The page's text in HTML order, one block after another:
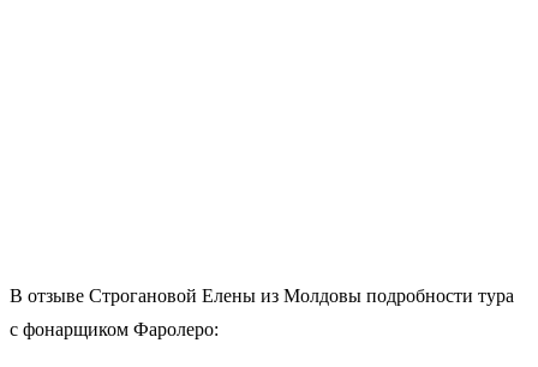
В отзыве Строгановой Елены из Молдовы подробности тура
с фонарщиком Фаролеро: